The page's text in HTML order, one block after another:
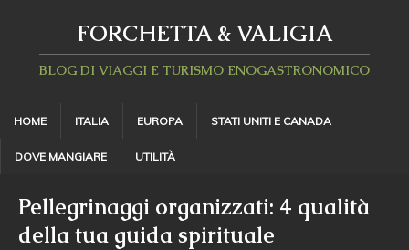
FORCHETTA & VALIGIA
BLOG DI VIAGGI E TURISMO ENOGASTRONOMICO
HOME ITALIA EUROPA STATI UNITI E CANADA
DOVE MANGIARE UTILITÀ
Pellegrinaggi organizzati: 4 qualità
della tua guida spirituale